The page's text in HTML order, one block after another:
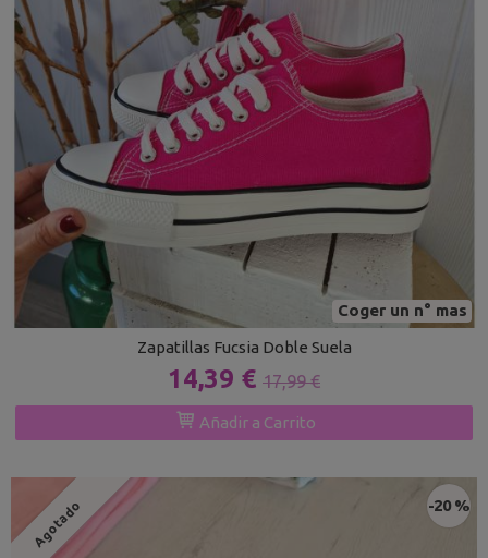
Coger un n° mas
Zapatillas Fucsia Doble Suela
14,39 € 17,99 €
Añadir a Carrito
Agotado -20 %